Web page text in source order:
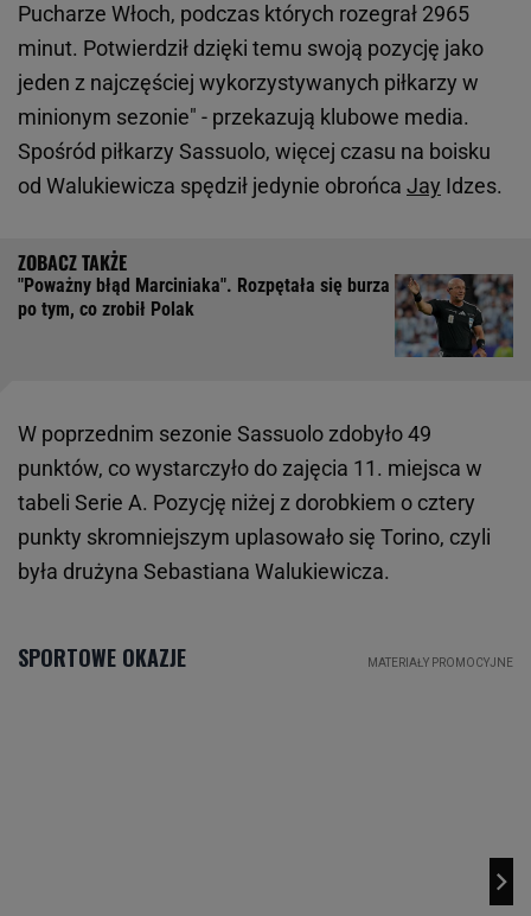
Pucharze Włoch, podczas których rozegrał 2965
minut. Potwierdził dzięki temu swoją pozycję jako
jeden z najczęściej wykorzystywanych piłkarzy w
minionym sezonie" - przekazują klubowe media.
Spośród piłkarzy Sassuolo, więcej czasu na boisku
od Walukiewicza spędził jedynie obrońca Jay Idzes.
"Poważny błąd Marciniaka". Rozpętała się burza
po tym, co zrobił Polak
W poprzednim sezonie Sassuolo zdobyło 49
punktów, co wystarczyło do zajęcia 11. miejsca w
tabeli Serie A. Pozycję niżej z dorobkiem o cztery
punkty skromniejszym uplasowało się Torino, czyli
była drużyna Sebastiana Walukiewicza.